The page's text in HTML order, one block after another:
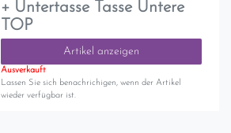
+ Untertasse Tasse Untere
TOP
Artikel anzeigen
Ausverkauft
Lassen Sie sich benachrichigen, wenn der Artikel
wieder verfügbar ist.